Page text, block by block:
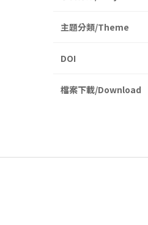
主題分類/Theme
DOI
檔案下載/Download